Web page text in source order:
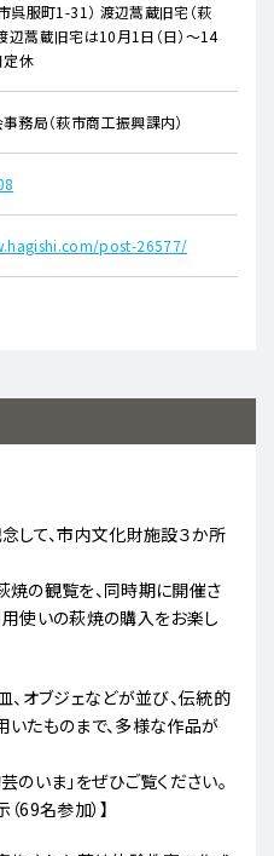
呉服町1-31） 渡辺蒿蔵旧宅（萩
辺蒿蔵旧宅は10月1日（日）～14
定休
務局（萩市商工振興課内）
post-26577/
して、市内文化財施設３か所
の観覧を、同時期に開催さ
使いの萩焼の購入をお楽し
、オブジェなどが並び、伝統的
たものまで、多様な作品が
いま」をぜひご覧ください。
69名参加）】